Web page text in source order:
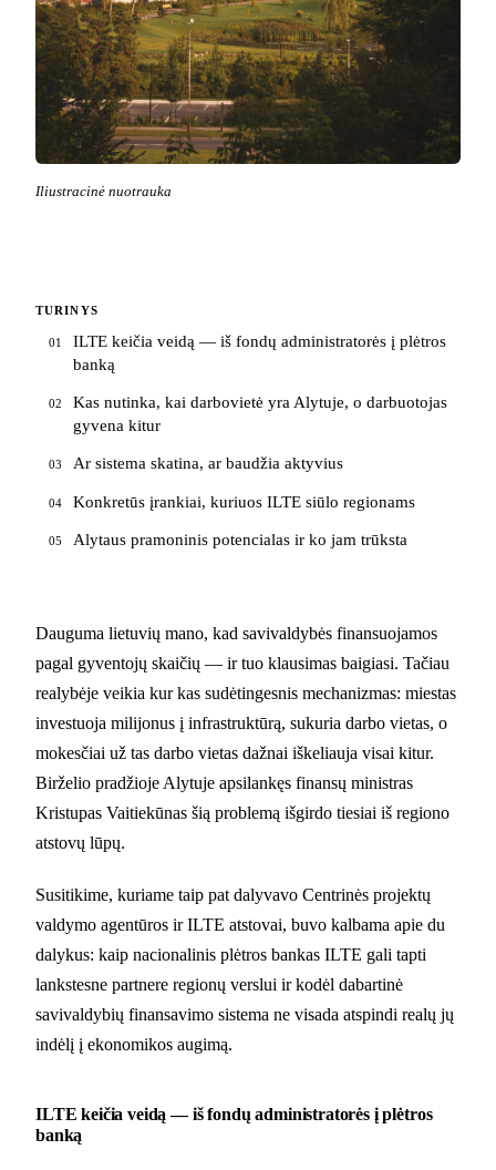
Iliustracinė nuotrauka
TURINYS
01
ILTE keičia veidą — iš fondų administratorės į plėtros
banką
02
Kas nutinka, kai darbovietė yra Alytuje, o darbuotojas
gyvena kitur
03 Ar sistema skatina, ar baudžia aktyvius
04 Konkretūs įrankiai, kuriuos ILTE siūlo regionams
05 Alytaus pramoninis potencialas ir ko jam trūksta
Dauguma lietuvių mano, kad savivaldybės finansuojamos
pagal gyventojų skaičių — ir tuo klausimas baigiasi. Tačiau
realybėje veikia kur kas sudėtingesnis mechanizmas: miestas
investuoja milijonus į infrastruktūrą, sukuria darbo vietas, o
mokesčiai už tas darbo vietas dažnai iškeliauja visai kitur.
Birželio pradžioje Alytuje apsilankęs finansų ministras
Kristupas Vaitiekūnas šią problemą išgirdo tiesiai iš regiono
atstovų lūpų.
Susitikime, kuriame taip pat dalyvavo Centrinės projektų
valdymo agentūros ir ILTE atstovai, buvo kalbama apie du
dalykus: kaip nacionalinis plėtros bankas ILTE gali tapti
lankstesne partnere regionų verslui ir kodėl dabartinė
savivaldybių finansavimo sistema ne visada atspindi realų jų
indėlį į ekonomikos augimą.
ILTE keičia veidą — iš fondų administratorės į plėtros
banką